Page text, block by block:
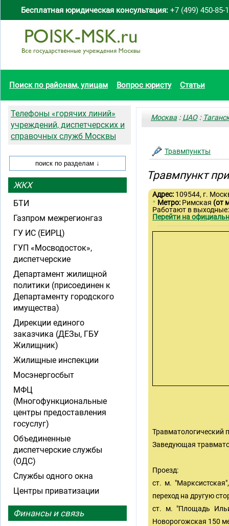
Бесплатная юридическая консультация: +7 (499) 450-85-
Поиск по районам, улицам Вопрос юристу Статьи
Москва :ЦАО:
Травмпункты
Травмпункт
Адрес: 109544, г.
• Метро: Римская (от
Работают в
Перейти на
Травматологический
Заведующая
Проезд:
ст. м.
переход на другую
ст. м. "Площадь
Новорогожская 150
Телефоны «горячих линий»
учреждений, диспетчерских и
справочных служб Москвы
ЖКХ
БТИ
Газпром межрегионгаз
ГУ ИС (ЕИРЦ)
ГУП «Мосводосток»,
диспетчерские
Департамент жилищной
политики (присоединен к
Департаменту городского
имущества)
Дирекции единого
заказчика (ДЕЗы, ГБУ
Жилищник)
Жилищные инспекции
Мосэнергосбыт
МФЦ
(Многофункциональные
центры предоставления
госуслуг)
Объединенные
диспетчерские службы
(ОДС)
Службы одного окна
Центры приватизации
Финансы и связь